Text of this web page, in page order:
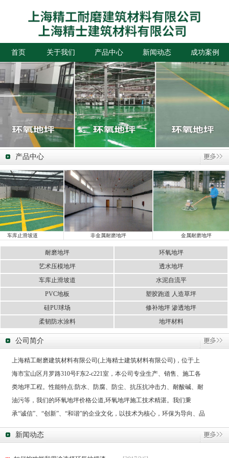
首页 关于我们 产品中心 新闻动态 成功案例
产品中心
车库止滑坡道 非金属耐磨地坪 金属耐磨地坪
耐磨地坪
环氧地坪
艺术压模地坪
透水地坪
车库止滑坡道
水泥自流平
PVC地板
塑胶跑道 人造草坪
硅PU球场
修补地坪 渗透地坪
柔韧防水涂料
地坪材料
公司简介
上海精工耐磨建筑材料有限公司(上海精士建筑材料有限公司)，位于上
海市宝山区月罗路310号F东2-c221室，本公司专业生产、销售、施工各
类地坪工程。性能特点:防水、防腐、防尘、抗压抗冲击力、耐酸碱、耐
油污等，我们的环氧地坪价格公道,环氧地坪施工技术精湛。我们秉
承“诚信”、“创新”、“和谐”的企业文化，以技术为核心，环保为导向、品
质求发展的经营理念来赢得广大客户的认可与信赖。
公司承接环氧地坪(环氧地面、环氧地板)、工业地坪、地坪漆、环氧自
新闻动态